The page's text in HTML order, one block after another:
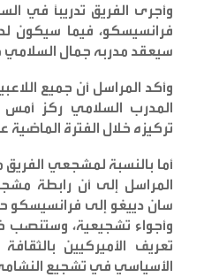
وأجرى الفريق تدريباً في
فرانسيسكو، فيما سيكون
سيعقد مدربه جمال السلامي
وأكد المراسل أن جميع
المدرب السلامي ركز
تركيزه خلال الفترة الماضية
أما بالنسبة لمشجعي الفريق
المراسل إلى أن رابطة
سان دييغو إلى فرانسيسكو
وأجواء تشجيعية، وستنصب
تعريف الأميركيين
الأسياسي في تشجيع